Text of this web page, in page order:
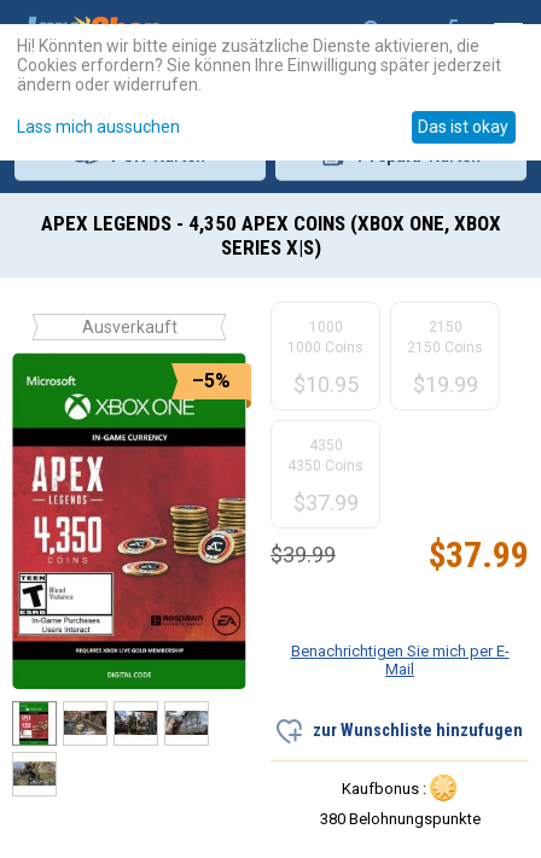
APEX LEGENDS - 4,350 APEX COINS (XBOX ONE, XBOX
SERIES X|S)
Ausverkauft
–5%
1000
1000 Coins
$10.95
2150
2150 Coins
$19.99
4350
4350 Coins
$37.99
$37.99
$39.99
Benachrichtigen Sie mich per E-
Mail
zur Wunschliste hinzufugen
Kaufbonus :
380 Belohnungspunkte
Hi! Könnten wir bitte einige zusätzliche Dienste aktivieren, die
Cookies erfordern? Sie können Ihre Einwilligung später jederzeit
ändern oder widerrufen.
Lass mich aussuchen Das ist okay